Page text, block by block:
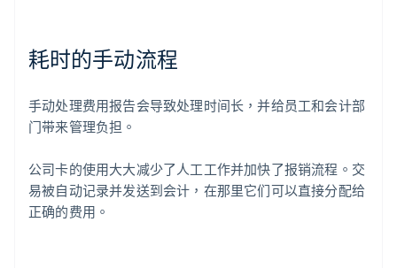
耗时的手动流程
手动处理费用报告会导致处理时间长，并给员工和会计部
门带来管理负担。
公司卡的使用大大减少了人工工作并加快了报销流程。交
易被自动记录并发送到会计，在那里它们可以直接分配给
正确的费用。
阿联酋
English
English
爱沙尼亚
奥地利
Deutsch English
澳大利亚
English